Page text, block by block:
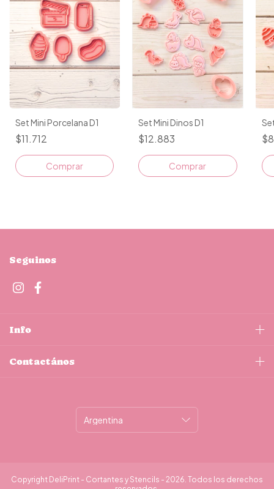
Set Mini Porcelana D1
$11.712
Set Mini Dinos D1
$12.883
Seguinos
Info
Contactános
Copyright DeliPrint - Cortantes y Stencils - 2026. Todos los derechos